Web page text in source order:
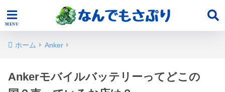
ホーム Anker
Ankerモバイルバッテリーってどこの